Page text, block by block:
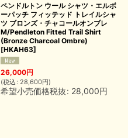
ペンドルトン ウール シャツ・エルボ
ーパッチ フィッテッド トレイルシャ
ツ ブロンズ・チャコールオンブレ
M/Pendleton Fitted Trail Shirt
(Bronze Charcoal Ombre)
[HKAH63]
26,000円
(税込 : 28,600円)
希望小売価格税抜: 28,000円